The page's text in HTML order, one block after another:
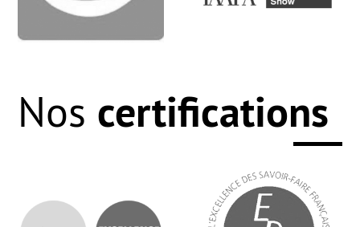
Nos certifications